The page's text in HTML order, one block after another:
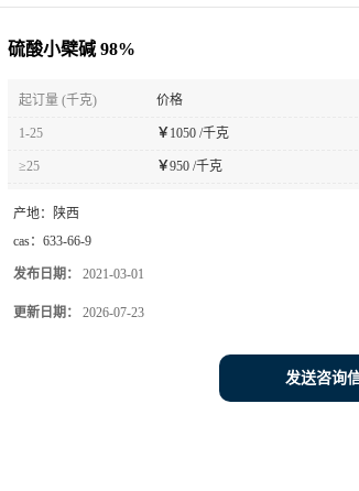
硫酸小檗碱 98%
起订量 (千克) 价格
1-25 ￥ 1050 /千克
≥25 ￥950 /千克
产地：
陕西
cas： 633-66-9
发布日期： 2021-03-01
更新日期： 2026-07-23
发送咨询